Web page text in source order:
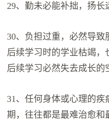
29、勤未必能补拙，扬长
30、负担过重，必然导
后续学习时的学业枯竭，
后续学习必然失去成长的
31、任何身体或心理的
期，往往都是最难治愈和